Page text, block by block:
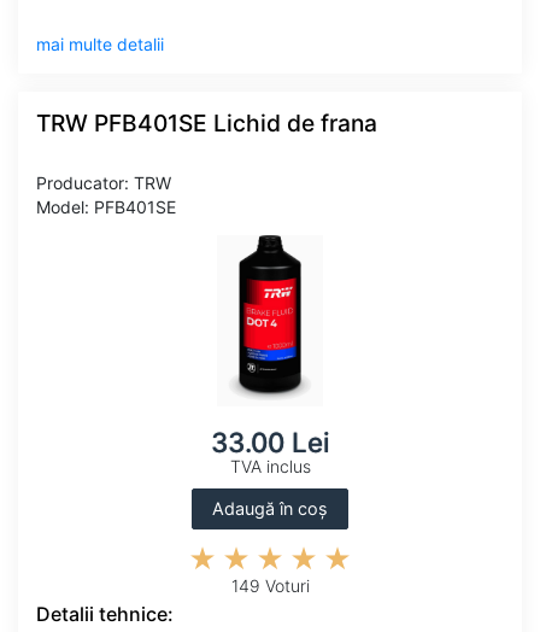
mai multe detalii
TRW PFB401SE Lichid de frana
Producator: TRW
Model: PFB401SE
33.00 Lei
TVA inclus
Adaugă în coș
149 Voturi
Detalii tehnice: